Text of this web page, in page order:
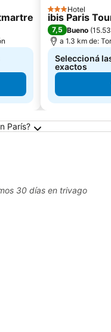
3 Estrellas
Hotel
ibis Paris
7,5 Bueno (
a 1.3 km de:
Seleccioná
exactos
París
París?
30 días en trivago